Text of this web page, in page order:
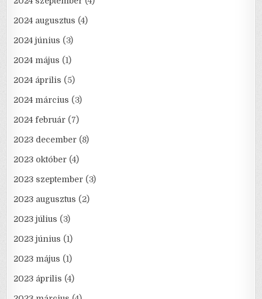
2024 augusztus (4)
2024 június (3)
2024 május (1)
2024 április (5)
2024 március (3)
2024 február (7)
2023 december (8)
2023 október (4)
2023 szeptember (3)
2023 augusztus (2)
2023 július (3)
2023 június (1)
2023 május (1)
2023 április (4)